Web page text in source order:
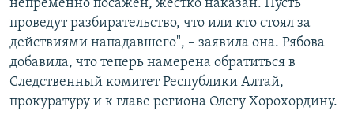
непременно посажен, жестко наказан. Пусть
проведут разбирательство, что или кто стоял за
действиями нападавшего", – заявила она. Рябова
добавила, что теперь намерена обратиться в
Следственный комитет Республики Алтай,
прокуратуру и к главе региона Олегу Хорохордину.